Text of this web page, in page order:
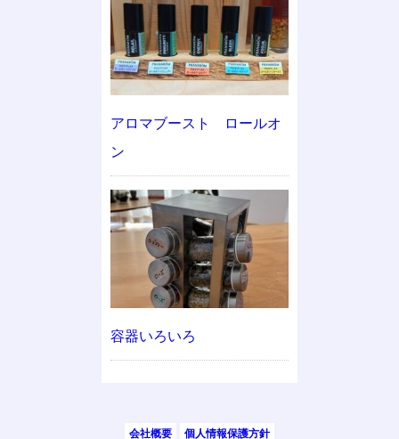
アロマブースト ロールオ
ン
容器いろいろ
会社概要 個人情報保護方針